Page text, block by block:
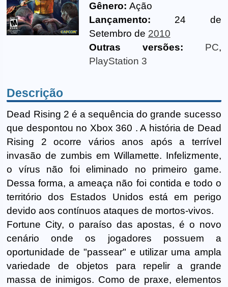
Gênero: Ação
Lançamento: 24 de
Setembro de 2010
Outras versões:
PC,
PlayStation 3
Descrição
Dead Rising 2 é a sequência do grande sucesso
que despontou no Xbox 360 . A história de Dead
Rising 2 ocorre vários anos após a terrível
invasão de zumbis em Willamette. Infelizmente,
o vírus não foi eliminado no primeiro game.
Dessa forma, a ameaça não foi contida e todo o
território dos Estados Unidos está em perigo
devido aos contínuos ataques de mortos-vivos.
Fortune City, o paraíso das apostas, é o novo
cenário onde os jogadores possuem a
oportunidade de "passear" e utilizar uma ampla
variedade de objetos para repelir a grande
massa de inimigos. Como de praxe, elementos